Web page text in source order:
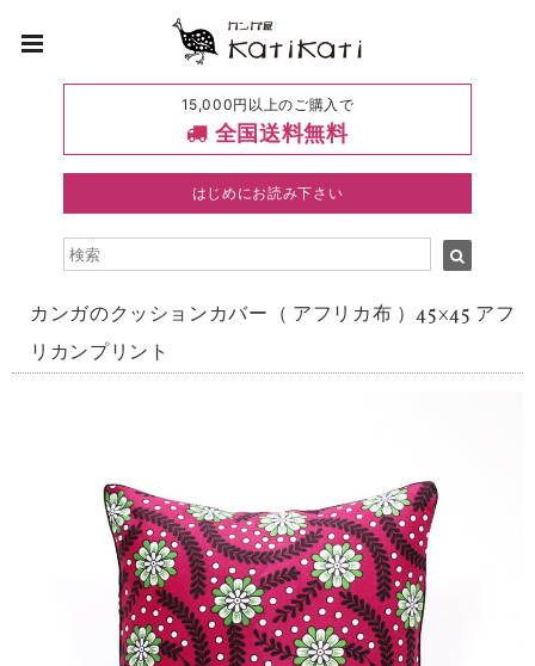
15,000円以上のご購入で
全国送料無料
はじめにお読み下さい
カンガのクッションカバー（ アフリカ布 ）45×45 アフ
リカンプリント